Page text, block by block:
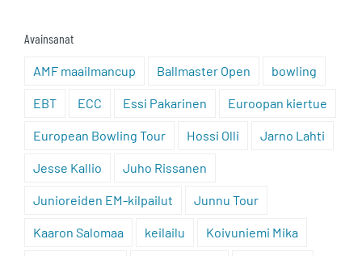
Avainsanat
AMF maailmancup Ballmaster Open bowling
EBT ECC Essi Pakarinen Euroopan kiertue
European Bowling Tour Hossi Olli Jarno Lahti
Jesse Kallio Juho Rissanen
Junioreiden EM-kilpailut Junnu Tour
Kaaron Salomaa keilailu Koivuniemi Mika